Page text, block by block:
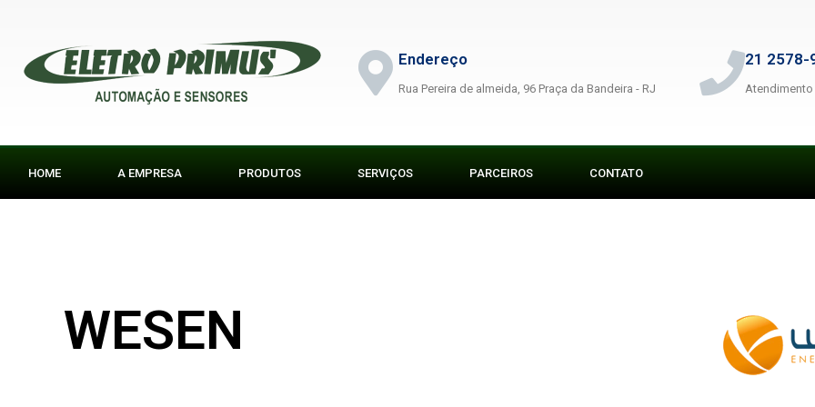
conteúdo
Endereço
Rua Pereira de almeida, 96 Praça da Bandeira - RJ
21 2578-
Atendimento
HOME A EMPRESA PRODUTOS SERVIÇOS PARCEIROS CONTATO
WESEN